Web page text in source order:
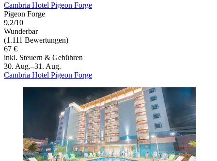
Cambria Hotel Pigeon Forge
Pigeon Forge
9,2/10
Wunderbar
(1.111 Bewertungen)
67 €
inkl. Steuern & Gebühren
30. Aug.–31. Aug.
Cambria Hotel Pigeon Forge